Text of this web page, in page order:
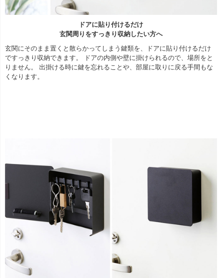
ドアに貼り付けるだけ
玄関周りをすっきり収納したい方へ
玄関にそのまま置くと散らかってしまう鍵類を、ドアに貼り付けるだけ
ですっきり収納できます。 ドアの内側や壁に掛けられるので、場所をと
りません。 出掛ける時に鍵を忘れることや、部屋に取りに戻る手間もな
くなります。